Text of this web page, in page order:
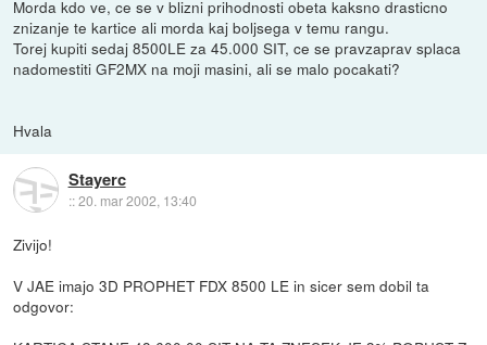
Morda kdo ve, ce se v blizni prihodnosti obeta kaksno drasticno
znizanje te kartice ali morda kaj boljsega v temu rangu.
Torej kupiti sedaj 8500LE za 45.000 SIT, ce se pravzaprav splaca
nadomestiti GF2MX na moji masini, ali se malo pocakati?
Hvala
Stayerc
::20. mar 2002, 13:40
Zivijo!
V JAE imajo 3D PROPHET FDX 8500 LE in sicer sem dobil ta
odgovor: